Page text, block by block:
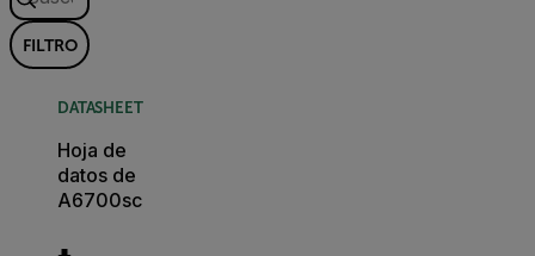
FILTRO
DATASHEET
Hoja de
datos de
A6700sc